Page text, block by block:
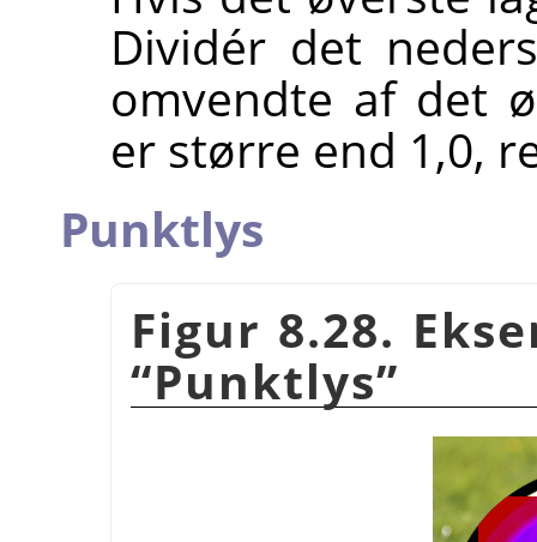
Dividér det
omvendte af det
er større end 1,0,
Punktlys
Figur 8.28.
“Punktlys”